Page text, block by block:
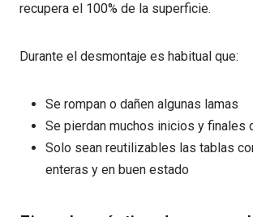
recupera el 100% de la superficie.
Durante el desmontaje es habitual que:
Se rompan o dañen algunas lamas
Se pierdan muchos inicios y finales
Solo sean reutilizables las tablas
enteras y en buen estado